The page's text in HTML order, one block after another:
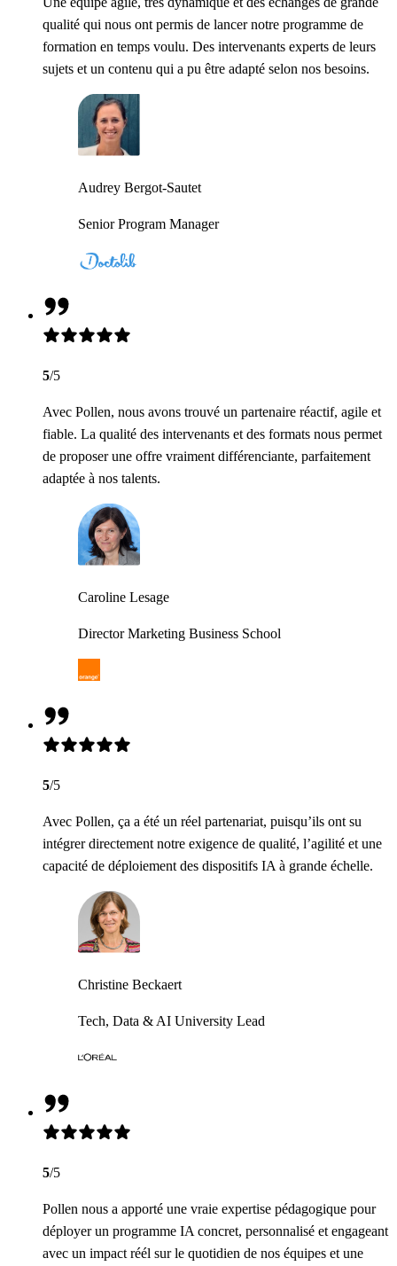
qualité qui nous ont permis de lancer notre programme de
formation en temps voulu. Des intervenants experts de leurs
sujets et un contenu qui a pu être adapté selon nos besoins.
Audrey Bergot-Sautet
Senior Program Manager
5/5
Avec Pollen, nous avons trouvé un partenaire réactif, agile et
fiable. La qualité des intervenants et des formats nous permet
de proposer une offre vraiment différenciante, parfaitement
adaptée à nos talents.
Caroline Lesage
Director Marketing Business School
5/5
Avec Pollen, ça a été un réel partenariat, puisqu’ils ont su
intégrer directement notre exigence de qualité, l’agilité et une
capacité de déploiement des dispositifs IA à grande échelle.
Christine Beckaert
Tech, Data & AI University Lead
5/5
Pollen nous a apporté une vraie expertise pédagogique pour
déployer un programme IA concret, personnalisé et engageant
avec un impact réél sur le quotidien de nos équipes et une